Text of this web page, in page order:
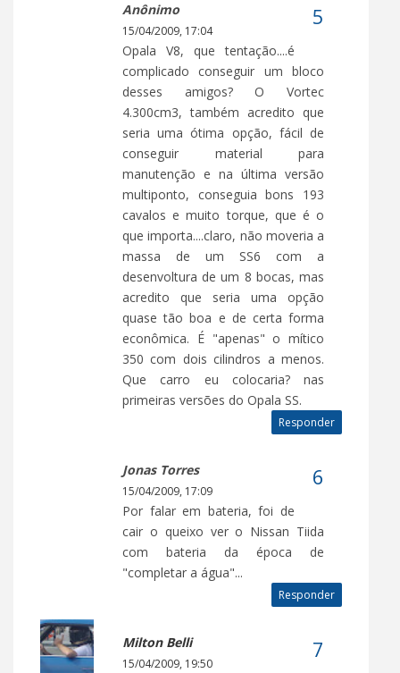
Anônimo
15/04/2009, 17:04
Opala V8, que tentação....é
complicado conseguir um bloco
desses amigos? O Vortec
4.300cm3, também acredito que
seria uma ótima opção, fácil de
conseguir material para
manutenção e na última versão
multiponto, conseguia bons 193
cavalos e muito torque, que é o
que importa....claro, não moveria a
massa de um SS6 com a
desenvoltura de um 8 bocas, mas
acredito que seria uma opção
quase tão boa e de certa forma
econômica. É "apenas" o mítico
350 com dois cilindros a menos.
Que carro eu colocaria? nas
primeiras versões do Opala SS.
Responder
Jonas Torres
15/04/2009, 17:09
Por falar em bateria, foi de
cair o queixo ver o Nissan Tiida
com bateria da época de
"completar a água"...
Responder
Milton Belli
15/04/2009, 19:50